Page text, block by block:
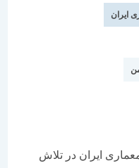
در تلاش